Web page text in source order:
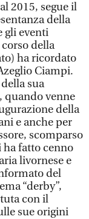
2015, segue il
della
gli eventi
della
ha ricordato
Ciampi.
sua
quando venne
della
e anche per
scomparso
ha fatto cenno
livornese e
del
“derby”,
con il
sue origini